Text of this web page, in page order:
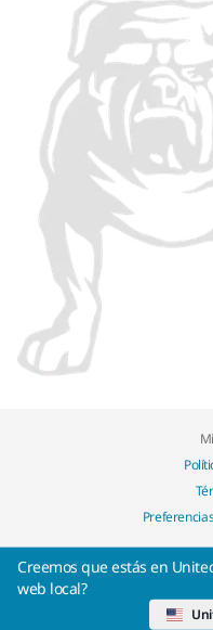
Creemos que estás en
web local?